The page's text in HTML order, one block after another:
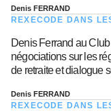
Denis FERRAND
REXECODE DANS
Denis Ferrand au
négociations sur les
de retraite et dialogue
Denis FERRAND
REXECODE DANS